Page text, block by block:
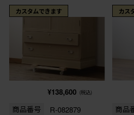
カスタムできます
¥138,600 (税込)
商品番号 R-082879
カス
商品